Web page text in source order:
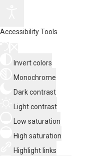
Accessibility Tools
Invert colors
Monochrome
Dark contrast
Light contrast
Low saturation
High saturation
Highlight links